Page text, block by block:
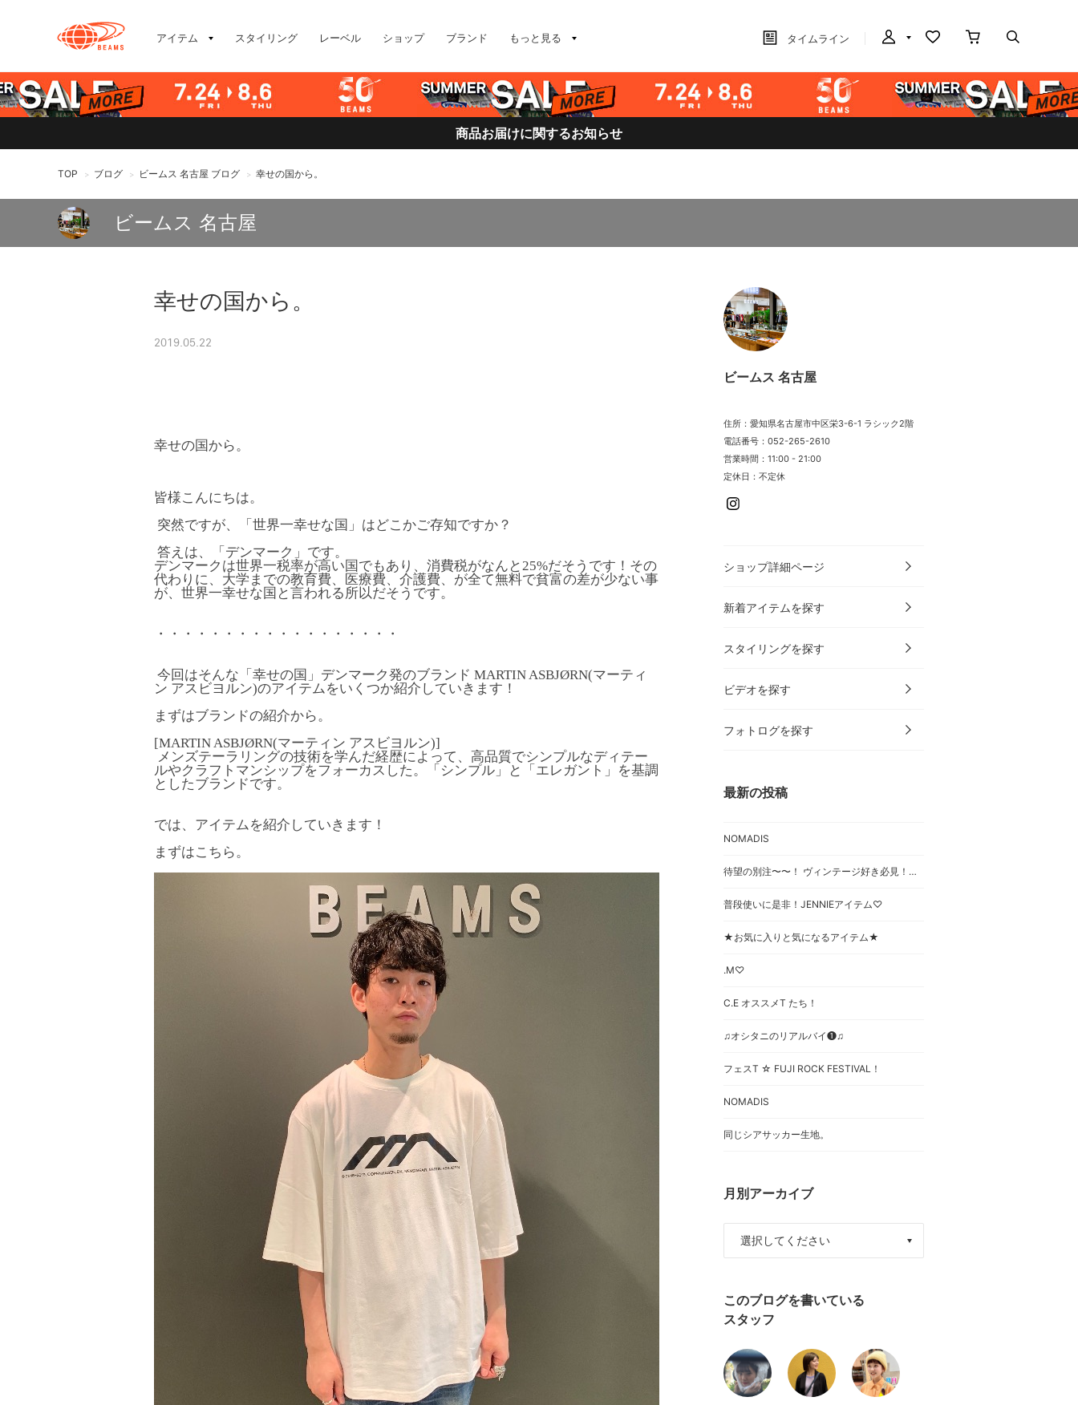
アイテム スタイリング レーベル ショップ ブランド もっと見る タイムライン
商品お届けに関するお知らせ
TOP > ブログ > ビームス 名古屋 ブログ > 幸せの国から。
ビームス 名古屋
幸せの国から。
2019.05.22
幸せの国から。
皆様こんにちは。
突然ですが、「世界一幸せな国」はどこかご存知ですか？
答えは、「デンマーク」です。
デンマークは世界一税率が高い国でもあり、消費税がなんと25%だそうです！その
代わりに、大学までの教育費、医療費、介護費、が全て無料で貧富の差が少ない事
が、世界一幸せな国と言われる所以だそうです。
・・・・・・・・・・・・・・・・・・
今回はそんな「幸せの国」デンマーク発のブランド MARTIN ASBJØRN(マーティ
ン アスビヨルン)のアイテムをいくつか紹介していきます！
まずはブランドの紹介から。
[MARTIN ASBJØRN(マーティン アスビヨルン)]
メンズテーラリングの技術を学んだ経歴によって、高品質でシンプルなディテー
ルやクラフトマンシップをフォーカスした。「シンプル」と「エレガント」を基調
としたブランドです。
では、アイテムを紹介していきます！
まずはこちら。
ビームス 名古屋
住所：愛知県名古屋市中区栄3-6-1 ラシック2階
電話番号：052-265-2610
営業時間：11:00 - 21:00
定休日：不定休
ショップ詳細ページ
新着アイテムを探す
スタイリングを探す
ビデオを探す
フォトログを探す
最新の投稿
NOMADIS
待望の別注〜〜！ ヴィンテージ好き必見！《GREGORY》×【BEAMS BOY】をご紹介♡
普段使いに是非！JENNIEアイテム♡
★お気に入りと気になるアイテム★
.M♡
C.E オススメT たち！
♫オシタニのリアルバイ❶♫
フェスT ☆ FUJI ROCK FESTIVAL！
NOMADIS
同じシアサッカー生地。
月別アーカイブ
このブログを書いている
スタッフ